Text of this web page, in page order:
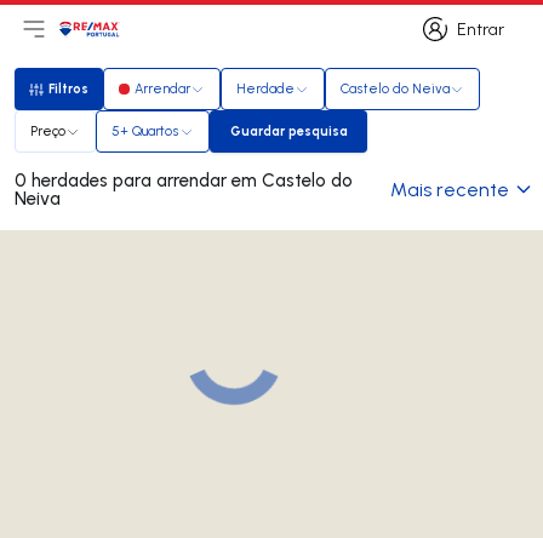
Entrar
Entrar
Abri menu principal
LogoIr para página inicial
Filtros
Filtros Arrendar Herdade Castelo do Neiva
Preço 5+ Quartos Guardar pesquisa
Guardar pesquisa
0 herdades para arrendar em Castelo do
Neiva Mais recente